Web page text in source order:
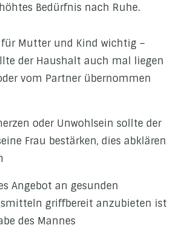
Bedürfnis nach Ruhe.
Mutter und Kind wichtig –
der Haushalt auch mal liegen
vom Partner übernommen
oder Unwohlsein sollte der
Frau bestärken, dies abklären
Angebot an gesunden
griffbereit anzubieten ist
des Mannes